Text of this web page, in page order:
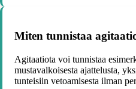
Miten tunnistaa
Agitaatiota voi tunnistaa
mustavalkoisesta ajattelusta,
tunteisiin vetoamisesta ilman